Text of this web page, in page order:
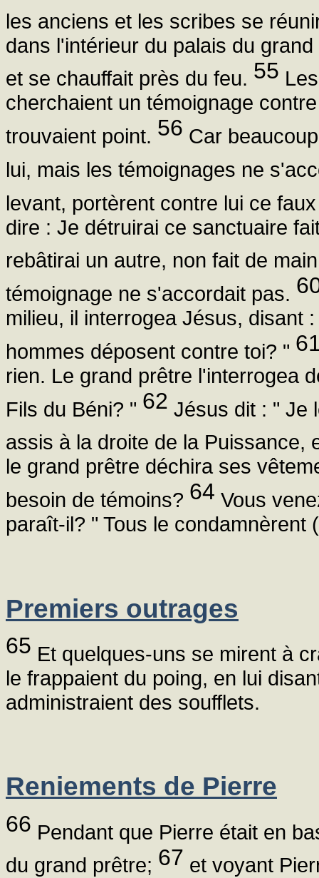
les anciens et les scribes se
dans l'intérieur du palais du
et se chauffait près du feu. 55
cherchaient un témoignage
trouvaient point. 56 Car
lui, mais les témoignages ne
levant, portèrent contre lui ce
dire : Je détruirai ce sanctuaire
rebâtirai un autre, non fait de
témoignage ne s'accordait pas.
milieu, il interrogea Jésus, disant
hommes déposent contre toi? "
rien. Le grand prêtre l'interrogea
Fils du Béni? " 62 Jésus dit : " Je
assis à la droite de la
le grand prêtre déchira ses
besoin de témoins? 64 Vous
paraît-il? " Tous le condamnèrent
Premiers outrages
65 Et quelques-uns se mirent à
le frappaient du poing, en lui
administraient des soufflets.
Reniements de Pierre
66 Pendant que Pierre était en
du grand prêtre; 67 et voyant